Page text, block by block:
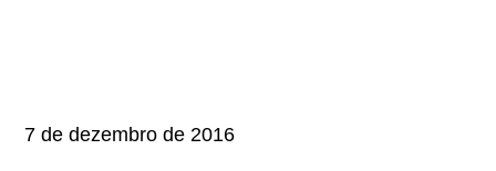
7 de dezembro de 2016